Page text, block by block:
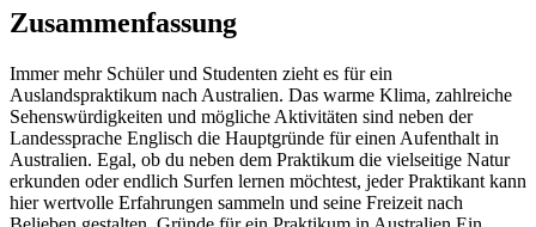
Zusammenfassung
Immer mehr Schüler und Studenten zieht es für ein
Auslandspraktikum nach Australien. Das warme Klima, zahlreiche
Sehenswürdigkeiten und mögliche Aktivitäten sind neben der
Landessprache Englisch die Hauptgründe für einen Aufenthalt in
Australien. Egal, ob du neben dem Praktikum die vielseitige Natur
erkunden oder endlich Surfen lernen möchtest, jeder Praktikant kann
hier wertvolle Erfahrungen sammeln und seine Freizeit nach